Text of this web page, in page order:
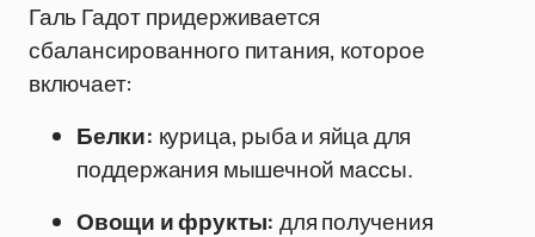
Галь Гадот придерживается
сбалансированного питания, которое
включает:
Белки: курица, рыба и яйца для
поддержания мышечной массы.
Овощи и фрукты: для получения